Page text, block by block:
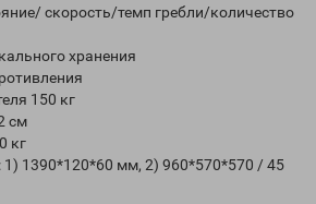
скорость/темп гребли/количество
хранения
150 кг
см
кг
1) 1390*120*60 мм, 2) 960*570*570 / 45